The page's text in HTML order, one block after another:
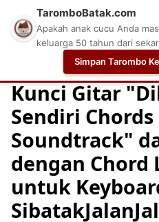
Chord Chord Gitar
Kunci Gitar
Sendiri Chords
Soundtrack"
dengan Chord
untuk
TaromboBatak.com
Apakah anak cucu Anda
keluarga 50 tahun dari
Simpan Tarombo